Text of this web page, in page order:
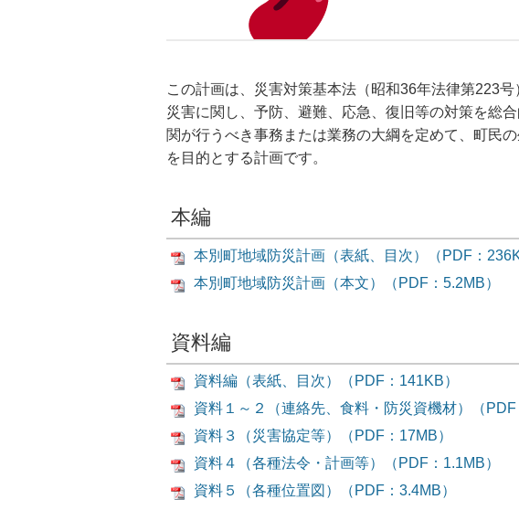
この計画は、災害対策基本法（昭和36年法律第223
災害に関し、予防、避難、応急、復旧等の対策を総
関が行うべき事務または業務の大綱を定めて、町民
を目的とする計画です。
本編
本別町地域防災計画（表紙、目次）（PDF：
本別町地域防災計画（本文）（PDF：5.2MB）
資料編
資料編（表紙、目次）（PDF：141KB）
資料１～２（連絡先、食料・防災資機材）（PDF
資料３（災害協定等）（PDF：17MB）
資料４（各種法令・計画等）（PDF：1.1MB）
資料５（各種位置図）（PDF：3.4MB）